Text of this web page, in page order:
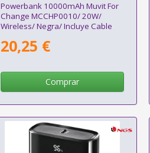
Powerbank 10000mAh Muvit For
Change MCCHP0010/ 20W/
Wireless/ Negra/ Incluye Cable
20,25 €
Comprar